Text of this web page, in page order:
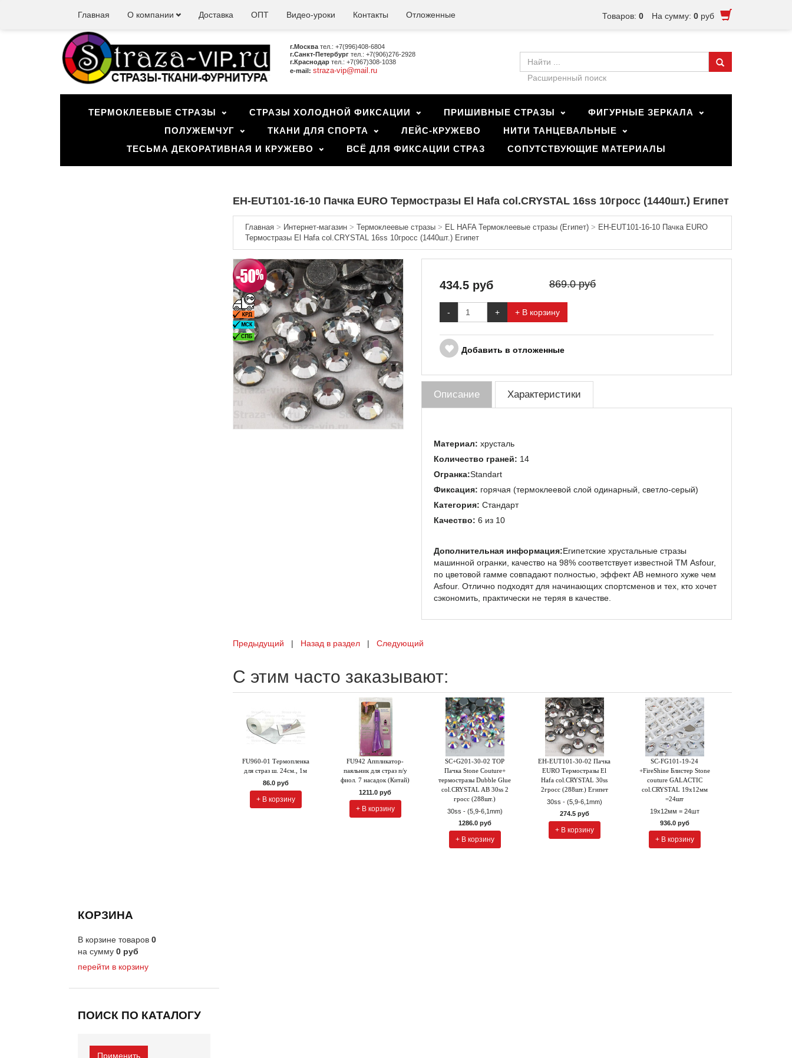
Товаров: 0 На сумму: 0 руб
Главная О компании Доставка ОПТ Видео-уроки Контакты Отложенные
г.Москва тел.: +7(996)408-6804
г.Санкт-Петербург тел.: +7(906)276-2928
г.Краснодар тел.: +7(967)308-1038
e-mail: straza-vip@mail.ru
Расширенный поиск
ТЕРМОКЛЕЕВЫЕ СТРАЗЫ СТРАЗЫ ХОЛОДНОЙ ФИКСАЦИИ ПРИШИВНЫЕ СТРАЗЫ
ФИГУРНЫЕ ЗЕРКАЛА
ПОЛУЖЕМЧУГ
ТКАНИ ДЛЯ СПОРТА ЛЕЙС-КРУЖЕВО
НИТИ ТАНЦЕВАЛЬНЫЕ
ТЕСЬМА ДЕКОРАТИВНАЯ И КРУЖЕВО
ВСЁ ДЛЯ ФИКСАЦИИ СТРАЗ СОПУТСТВУЮЩИЕ МАТЕРИАЛЫ
EH-EUT101-16-10 Пачка EURO Термостразы El Hafa col.CRYSTAL 16ss 10гросс (1440шт.) Египет
Главная> Интернет-магазин> Термоклеевые стразы> EL HAFA Термоклеевые стразы (Египет)> EH-EUT101-16-10 Пачка EURO
Термостразы El Hafa col.CRYSTAL 16ss 10гросс (1440шт.) Египет
434.5руб 869.0 руб
- + + В корзину
Добавить в отложенные
Описание Характеристики
Материал: хрусталь
Количество граней: 14
Огранка:Standart
Фиксация: горячая (термоклеевой слой одинарный, светло-серый)
Категория: Стандарт
Качество: 6 из 10
Дополнительная информация:Египетские хрустальные стразы
машинной огранки, качество на 98% соответствует известной ТМ Asfour,
по цветовой гамме совпадают полностью, эффект AB немного хуже чем
Asfour. Отлично подходят для начинающих спортсменов и тех, кто хочет
сэкономить, практически не теряя в качестве.
Предыдущий | Назад в раздел| Следующий
С этим часто заказывают:
FU960-01 Термопленка
для страз ш. 24см., 1м
86.0 руб
+ В корзину
FU942 Аппликатор-
паяльник для страз п/у
фиол. 7 насадок (Китай)
1211.0 руб
+ В корзину
SC+G201-30-02 TOP
Пачка Stone Couture+
термостразы Dubble Glue
col.CRYSTAL AB 30ss 2
гросс (288шт.)
30ss - (5,9-6,1mm)
1286.0 руб
+ В корзину
EH-EUT101-30-02 Пачка
EURO Термостразы El
Hafa col.CRYSTAL 30ss
2гросс (288шт.) Египет
30ss - (5,9-6,1mm)
274.5 руб
+ В корзину
SC-FG101-19-24
+FireShine Блистер Stone
couture GALACTIC
col.CRYSTAL 19х12мм
=24шт
19х12мм = 24шт
936.0 руб
+ В корзину
КОРЗИНА
В корзине товаров 0
на сумму 0 руб
перейти в корзину
ПОИСК ПО КАТАЛОГУ